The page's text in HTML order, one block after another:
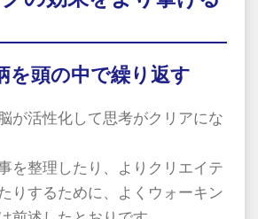
を頭の中で繰り返す
が活性化して思考がクリアにな
を整理したり、よりクリエイテ
りするために、よくウォーキン